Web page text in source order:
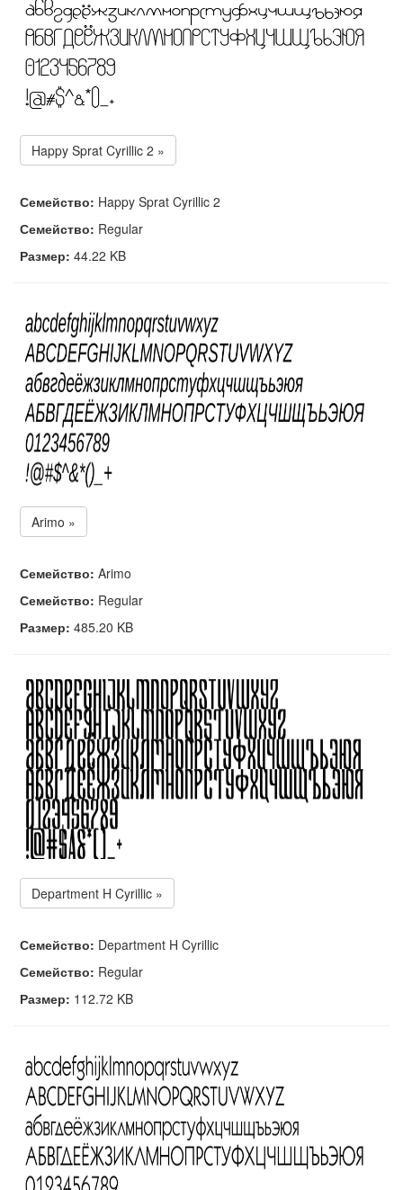
Happy Sprat Cyrillic 2 »
Семейство: Happy Sprat Cyrillic 2
Семейство: Regular
Размер: 44.22 KB
Arimo »
Семейство: Arimo
Семейство: Regular
Размер: 485.20 KB
Department H Cyrillic »
Семейство: Department H Cyrillic
Семейство: Regular
Размер: 112.72 KB